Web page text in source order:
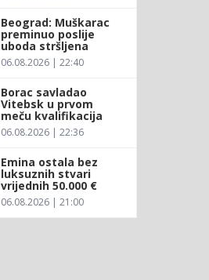
Beograd: Muškarac
preminuo poslije
uboda stršljena
06.08.2026 | 22:40
Borac savladao
Vitebsk u prvom
meču kvalifikacija
06.08.2026 | 22:36
Emina ostala bez
luksuznih stvari
vrijednih 50.000 €
06.08.2026 | 21:00